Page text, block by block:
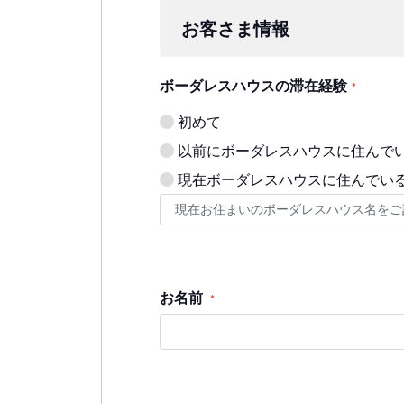
お客さま情報
ボーダレスハウスの滞在経験 *
初めて
以前にボーダレスハウスに住んで
現在ボーダレスハウスに住んでい
お名前 *